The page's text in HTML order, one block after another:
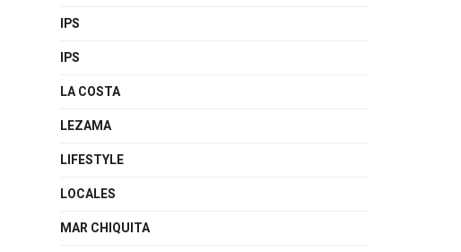
IPS
IPS
LA COSTA
LEZAMA
LIFESTYLE
LOCALES
MAR CHIQUITA